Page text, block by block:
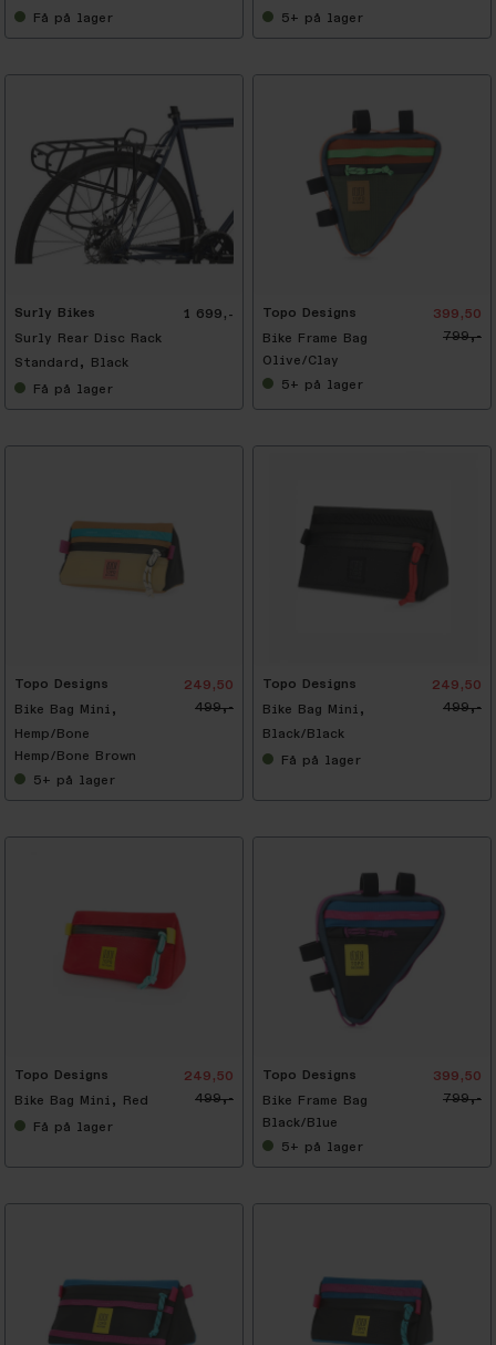
Få på lager 5+ på lager
Surly Bikes
Surly Rear Disc Rack
Standard, Black
1 699,-
Få på lager
Topo Designs
Bike Frame Bag
399,50
799,-
Olive/Clay
5+ på lager
Topo Designs
Bike Bag Mini,
Hemp/Bone
249,50
499,-
Hemp/Bone Brown
5+ på lager
Topo Designs
Bike Bag Mini,
Black/Black
249,50
499,-
Få på lager
Topo Designs
Bike Bag Mini, Red
249,50
499,-
Få på lager
Topo Designs
Bike Frame Bag
399,50
799,-
Black/Blue
5+ på lager